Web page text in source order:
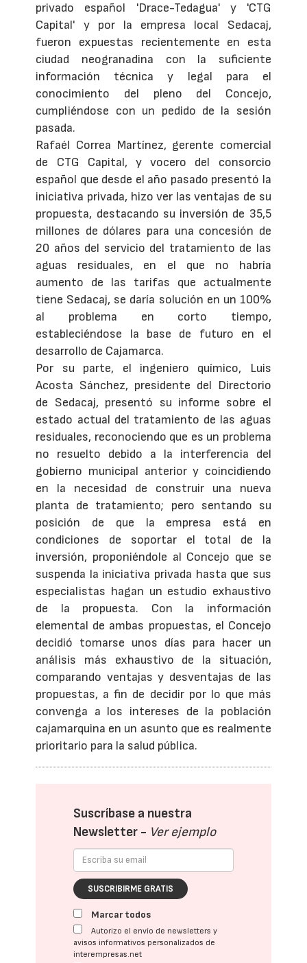
privado español 'Drace-Tedagua' y 'CTG
Capital' y por la empresa local Sedacaj,
fueron expuestas recientemente en esta
ciudad neogranadina con la suficiente
información técnica y legal para el
conocimiento del pleno del Concejo,
cumpliéndose con un pedido de la sesión
pasada.
Rafaél Correa Martínez, gerente comercial
de CTG Capital, y vocero del consorcio
español que desde el año pasado presentó la
iniciativa privada, hizo ver las ventajas de su
propuesta, destacando su inversión de 35,5
millones de dólares para una concesión de
20 años del servicio del tratamiento de las
aguas residuales, en el que no habría
aumento de las tarifas que actualmente
tiene Sedacaj, se daría solución en un 100%
al problema en corto tiempo,
estableciéndose la base de futuro en el
desarrollo de Cajamarca.
Por su parte, el ingeniero químico, Luis
Acosta Sánchez, presidente del Directorio
de Sedacaj, presentó su informe sobre el
estado actual del tratamiento de las aguas
residuales, reconociendo que es un problema
no resuelto debido a la interferencia del
gobierno municipal anterior y coincidiendo
en la necesidad de construir una nueva
planta de tratamiento; pero sentando su
posición de que la empresa está en
condiciones de soportar el total de la
inversión, proponiéndole al Concejo que se
suspenda la iniciativa privada hasta que sus
especialistas hagan un estudio exhaustivo
de la propuesta. Con la información
elemental de ambas propuestas, el Concejo
decidió tomarse unos días para hacer un
análisis más exhaustivo de la situación,
comparando ventajas y desventajas de las
propuestas, a fin de decidir por lo que más
convenga a los intereses de la población
cajamarquina en un asunto que es realmente
prioritario para la salud pública.
Suscríbase a nuestra
Newsletter - Ver ejemplo
SUSCRIBIRME GRATIS
Marcar todos
Autorizo el envío de newsletters y
avisos informativos personalizados de
interempresas.net